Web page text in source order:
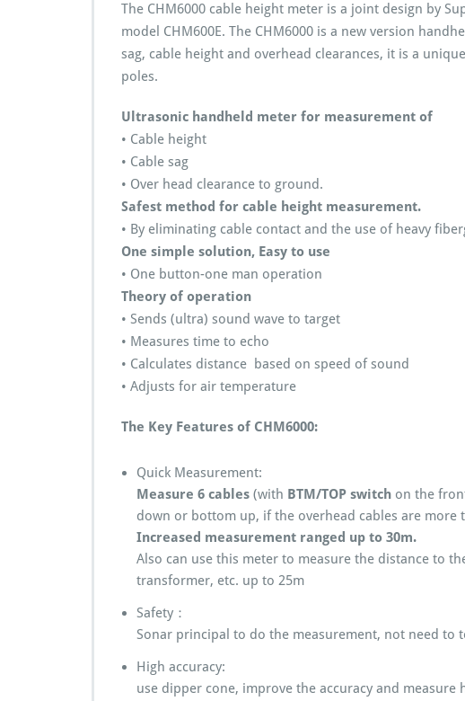
r
C
M
0
M
6
0
0
E
p
i
e
The CHM6000 cable height meter is a joint design by
model CHM600E. The CHM6000 is a new version
sag, cable height and overhead clearances, it is a
poles.
Ultrasonic handheld meter for measurement of
• Cable height
• Cable sag
• Over head clearance to ground.
Safest method for cable height measurement.
• By eliminating cable contact and the use of heavy
One simple solution, Easy to use
• One button-one man operation
Theory of operation
• Sends (ultra) sound wave to target
• Measures time to echo
• Calculates distance based on speed of sound
• Adjusts for air temperature
The Key Features of CHM6000:
Quick Measurement:
Measure 6 cables (with BTM/TOP switch on the
down or bottom up, if the overhead cables are more
Increased measurement ranged up to 30m.
Also can use this meter to measure the distance to
transformer, etc. up to 25m
Safety：
Sonar principal to do the measurement, not need to
High accuracy:
use dipper cone, improve the accuracy and